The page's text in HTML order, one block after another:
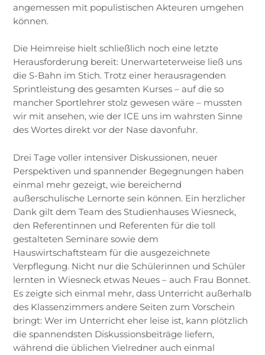
angemessen mit populistischen Akteuren umgehen
können.
Die Heimreise hielt schließlich noch eine letzte
Herausforderung bereit: Unerwarteterweise ließ uns
die S-Bahn im Stich. Trotz einer herausragenden
Sprintleistung des gesamten Kurses – auf die so
mancher Sportlehrer stolz gewesen wäre – mussten
wir mit ansehen, wie der ICE uns im wahrsten Sinne
des Wortes direkt vor der Nase davonfuhr.
Drei Tage voller intensiver Diskussionen, neuer
Perspektiven und spannender Begegnungen haben
einmal mehr gezeigt, wie bereichernd
außerschulische Lernorte sein können. Ein herzlicher
Dank gilt dem Team des Studienhauses Wiesneck,
den Referentinnen und Referenten für die toll
gestalteten Seminare sowie dem
Hauswirtschaftsteam für die ausgezeichnete
Verpflegung. Nicht nur die Schülerinnen und Schüler
lernten in Wiesneck etwas Neues – auch Frau Bonnet.
Es zeigte sich einmal mehr, dass Unterricht außerhalb
des Klassenzimmers andere Seiten zum Vorschein
bringt: Wer im Unterricht eher leise ist, kann plötzlich
die spannendsten Diskussionsbeiträge liefern,
während die üblichen Vielredner auch einmal